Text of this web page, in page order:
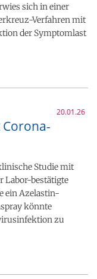
sich in einer
Verfahren mit
der Symptomlast
20.01.26
Studie mit
Labor-bestätigte
ein Azelastin-
könnte
zu